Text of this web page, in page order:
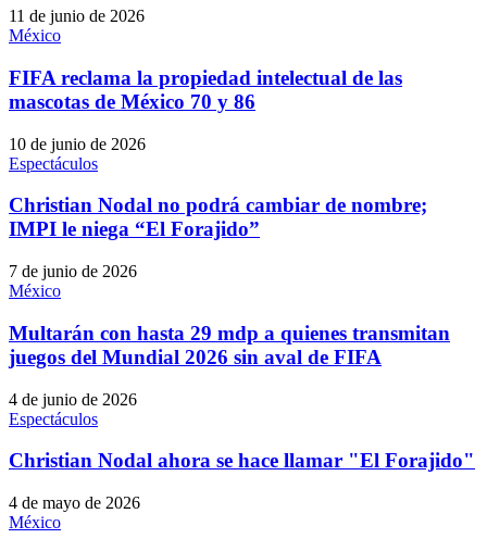
11 de junio de 2026
México
FIFA reclama la propiedad intelectual de las
mascotas de México 70 y 86
10 de junio de 2026
Espectáculos
Christian Nodal no podrá cambiar de nombre;
IMPI le niega “El Forajido”
7 de junio de 2026
México
Multarán con hasta 29 mdp a quienes transmitan
juegos del Mundial 2026 sin aval de FIFA
4 de junio de 2026
Espectáculos
Christian Nodal ahora se hace llamar "El Forajido"
4 de mayo de 2026
México